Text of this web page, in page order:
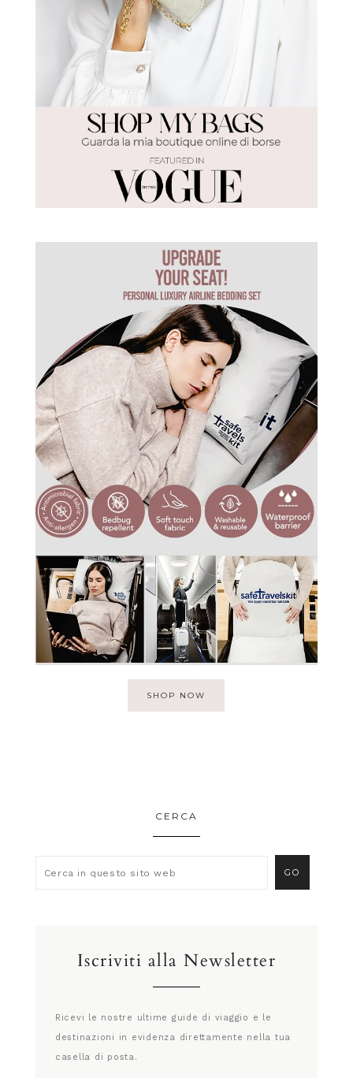
SHOP NOW
CERCA
Iscriviti alla Newsletter
Ricevi le nostre ultime guide di viaggio e le
destinazioni in evidenza direttamente nella tua
casella di posta.